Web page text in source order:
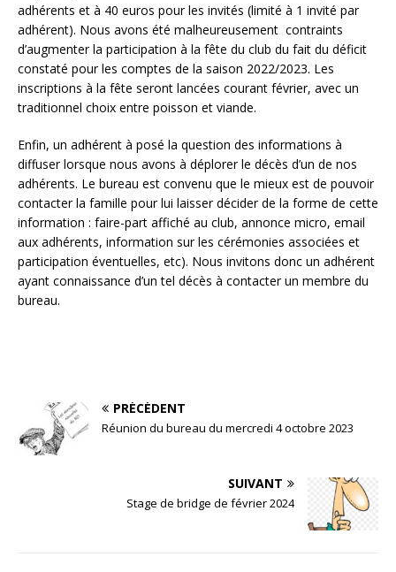
adhérents et à 40 euros pour les invités (limité à 1 invité par
adhérent). Nous avons été malheureusement contraints
d’augmenter la participation à la fête du club du fait du déficit
constaté pour les comptes de la saison 2022/2023. Les
inscriptions à la fête seront lancées courant février, avec un
traditionnel choix entre poisson et viande.
Enfin, un adhérent à posé la question des informations à
diffuser lorsque nous avons à déplorer le décès d’un de nos
adhérents. Le bureau est convenu que le mieux est de pouvoir
contacter la famille pour lui laisser décider de la forme de cette
information : faire-part affiché au club, annonce micro, email
aux adhérents, information sur les cérémonies associées et
participation éventuelles, etc). Nous invitons donc un adhérent
ayant connaissance d’un tel décès à contacter un membre du
bureau.
PRÉCÉDENT
Réunion du bureau du mercredi 4 octobre 2023
SUIVANT
Stage de bridge de février 2024